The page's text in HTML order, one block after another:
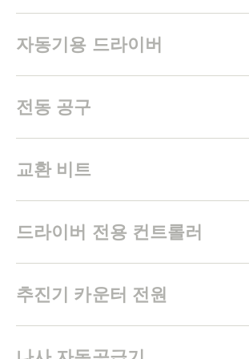
자동기용 드라이버
전동 공구
교환 비트
드라이버 전용 컨트롤러
추진기 카운터 전원